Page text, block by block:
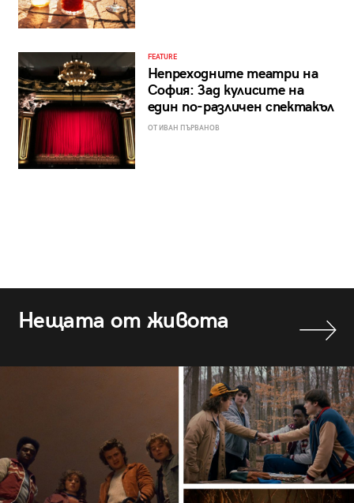
FEATURE
Непреходните театри на
София: Зад кулисите на
един по-различен спектакъл
ОТ ИВАН ПЪРВАНОВ
Нещата от живота